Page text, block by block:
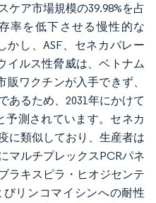
ケア市場規模の39.98%を占
率を低下させる慢性的な
かし、ASF、セネカバレー
イルス性脅威は、ベトナム
ワクチンが入手できず、
あるため、2031年にかけて
予測されています。セネカ
に類似しており、生産者は
マルチプレックスPCRパネ
ラキスピラ・ヒオジセンテ
リンコマイシンへの耐性